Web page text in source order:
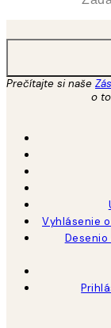
Prečítajte si naše
o
Vyhlásenie
Desenio